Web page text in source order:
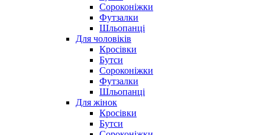
Сороконіжки
Футзалки
Шльопанці
Для чоловіків
Кросівки
Бутси
Сороконіжки
Футзалки
Шльопанці
Для жінок
Кросівки
Бутси